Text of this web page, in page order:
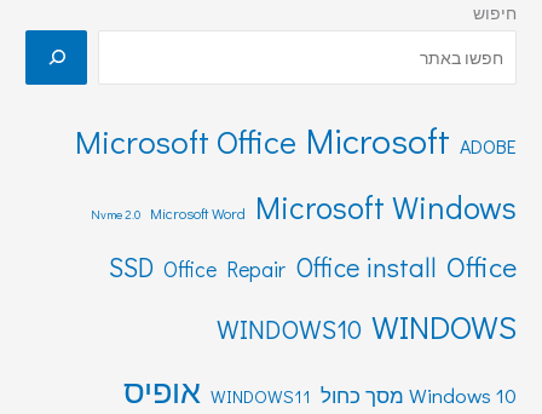
חיפוש
ADOBE
Microsoft
Microsoft Office
Microsoft Windows
Microsoft Word
Nvme 2.0
Office
Office install
Office Repair
SSD
WINDOWS
WINDOWS10
Windows 10 מסך כחול WINDOWS11 אופיס